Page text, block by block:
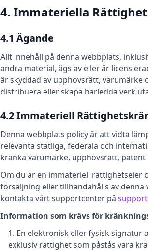
4. Immateriella
4.1 Ägande
Allt innehåll på denna webbplats,
andra material, ägs av eller är
är skyddad av upphovsrätt, varumärke
distribuera eller skapa härledda verk
4.2 Immateriell
Denna webbplats policy är att vidta
relevanta statliga, federala och
kränka varumärke, upphovsrätt,
Om du är en immateriell rättighetseier
försäljning eller tillhandahålls av
kontakta vårt supportcenter på
Information som krävs för
En elektronisk eller fysisk signatur
exklusiv rättighet som påstås vara